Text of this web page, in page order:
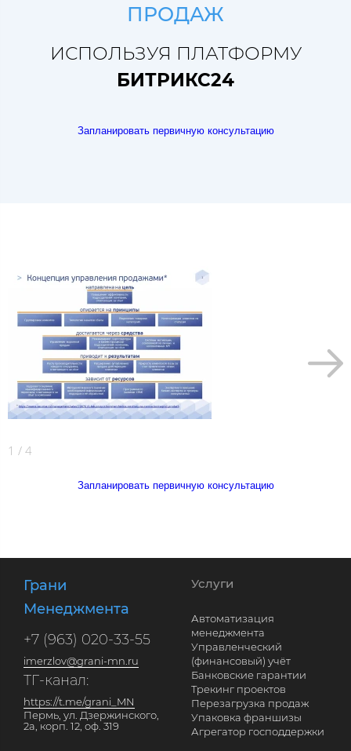
ПРОДАЖ
ИСПОЛЬЗУЯ ПЛАТФОРМУ
БИТРИКС24
Запланировать первичную консультацию
1 / 4
Запланировать первичную консультацию
Грани
Менеджмента
+7 (963) 020-33-55
imerzlov@grani-mn.ru
ТГ-канал:
https://t.me/grani_MN
Пермь, ул. Дзержинского,
2а, корп. 12, оф. 319
Услуги
Автоматизация
менеджмента
Управленческий
(финансовый) учёт
Банковские гарантии
Трекинг проектов
Перезагрузка продаж
Упаковка франшизы
Агрегатор господдержки